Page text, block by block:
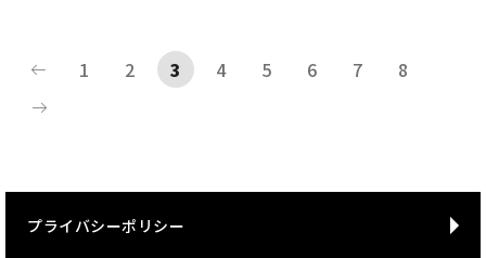
1 2 3 4 5 6 7 8
プライバシーポリシー